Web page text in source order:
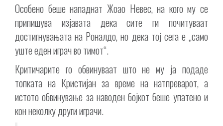
Особено беше нападнат Жоао Невес, на кого му се
припишува изјавата дека сите ги почитуваат
достигнувањата на Роналдо, но дека тој сега е „само
уште еден играч во тимот“.
Критичарите го обвинуваат што не му ја подаде
топката на Кристијан за време на натпреварот, а
истото обвинување за наводен бојкот беше упатено и
кон неколку други играчи.